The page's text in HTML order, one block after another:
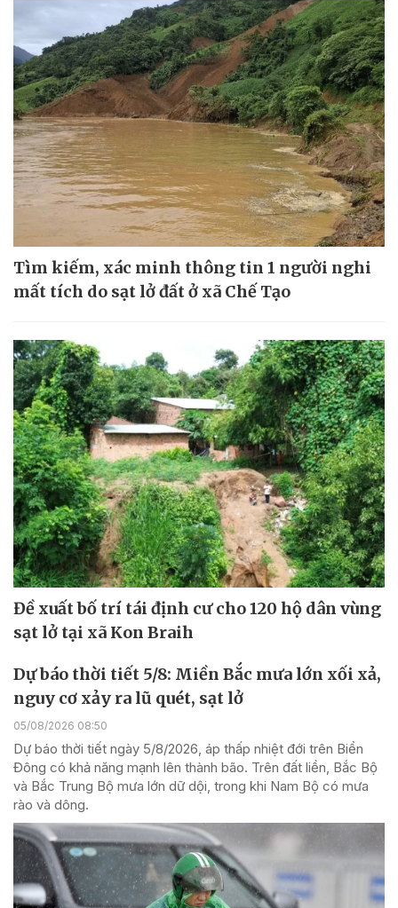
Tìm kiếm, xác minh thông tin 1 người nghi
mất tích do sạt lở đất ở xã Chế Tạo
Đề xuất bố trí tái định cư cho 120 hộ dân vùng
sạt lở tại xã Kon Braih
Dự báo thời tiết 5/8: Miền Bắc mưa lớn xối xả,
nguy cơ xảy ra lũ quét, sạt lở
05/08/2026 08:50
Dự báo thời tiết ngày 5/8/2026, áp thấp nhiệt đới trên Biển
Đông có khả năng mạnh lên thành bão. Trên đất liền, Bắc Bộ
và Bắc Trung Bộ mưa lớn dữ dội, trong khi Nam Bộ có mưa
rào và dông.